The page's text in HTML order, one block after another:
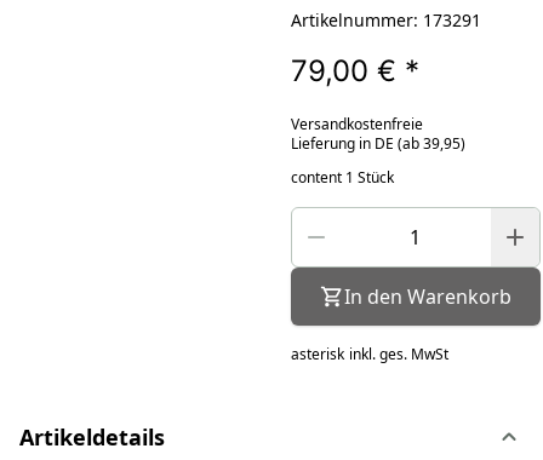
Artikelnummer: 173291
79,00 € *
Versandkostenfreie
Lieferung in DE (ab 39,95)
content 1 Stück
In den Warenkorb
asterisk inkl. ges. MwSt
Artikeldetails